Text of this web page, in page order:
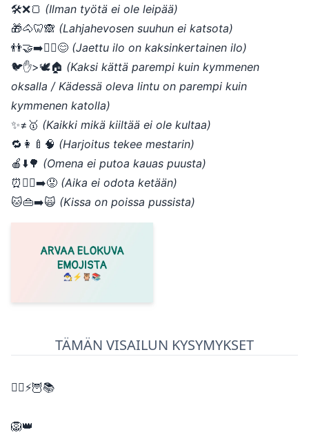
🛠️❌🍞 (Ilman työtä ei ole leipää)
🎁🐴🦷🙈 (Lahjahevosen suuhun ei katsota)
👬🤝➡️🧍‍♀️😊 (Jaettu ilo on kaksinkertainen ilo)
🐦✋>🕊️🏠 (Kaksi kättä parempi kuin kymmenen
oksalla / Kädessä oleva lintu on parempi kuin
kymmenen katolla)
✨≠🥇 (Kaikki mikä kiiltää ei ole kultaa)
🔁👩‍🍼🧠 (Harjoitus tekee mestarin)
🍎⬇️🌳 (Omena ei putoa kauas puusta)
⏰🚶‍♂️➡️😟 (Aika ei odota ketään)
🐱👜➡️🙀 (Kissa on poissa pussista)
TÄMÄN VISAILUN KYSYMYKSET
🧙‍♂️⚡🦉📚
🦁👑